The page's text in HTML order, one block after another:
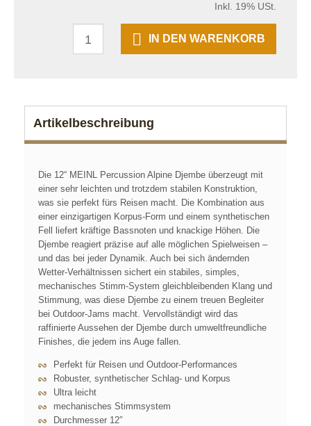
Inkl. 19% USt.
IN DEN WARENKORB
Artikelbeschreibung
Die 12“ MEINL Percussion Alpine Djembe überzeugt mit
einer sehr leichten und trotzdem stabilen Konstruktion,
was sie perfekt fürs Reisen macht. Die Kombination aus
einer einzigartigen Korpus-Form und einem synthetischen
Fell liefert kräftige Bassnoten und knackige Höhen. Die
Djembe reagiert präzise auf alle möglichen Spielweisen –
und das bei jeder Dynamik. Auch bei sich ändernden
Wetter-Verhältnissen sichert ein stabiles, simples,
mechanisches Stimm-System gleichbleibenden Klang und
Stimmung, was diese Djembe zu einem treuen Begleiter
bei Outdoor-Jams macht. Vervollständigt wird das
raffinierte Aussehen der Djembe durch umweltfreundliche
Finishes, die jedem ins Auge fallen.
Perfekt für Reisen und Outdoor-Performances
Robuster, synthetischer Schlag- und Korpus
Ultra leicht
mechanisches Stimmsystem
Durchmesser 12″